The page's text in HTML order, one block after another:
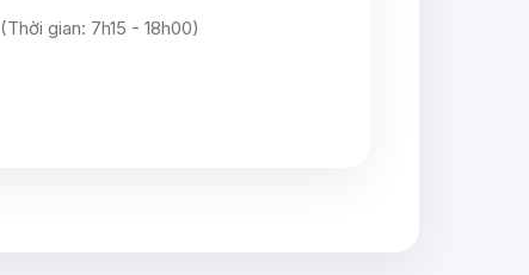
(Thời gian: 7h15 - 18h00)